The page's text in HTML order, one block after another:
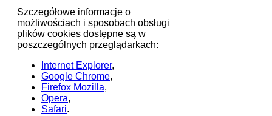
Szczegółowe informacje o
możliwościach i sposobach obsługi
plików cookies dostępne są w
poszczególnych przeglądarkach:
Internet Explorer,
Google Chrome,
Firefox Mozilla,
Opera,
Safari.